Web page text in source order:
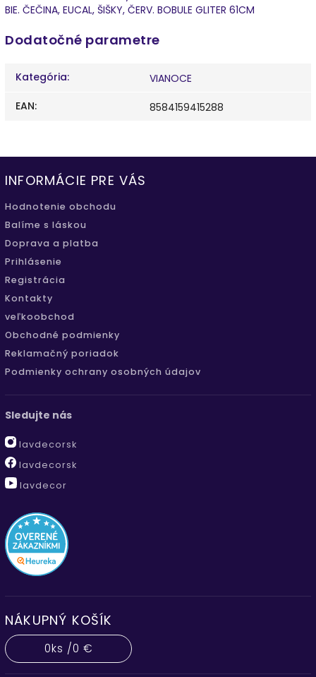
BIE. ČEČINA, EUCAL, ŠIŠKY, ČERV. BOBULE GLITER 61CM
Dodatočné parametre
Kategória:
VIANOCE
EAN: 8584159415288
INFORMÁCIE PRE VÁS
Hodnotenie obchodu
Balíme s láskou
Doprava a platba
Prihlásenie
Registrácia
Kontakty
veľkoobchod
Obchodné podmienky
Reklamačný poriadok
Podmienky ochrany osobných údajov
Sledujte nás
lavdecorsk
lavdecorsk
lavdecor
NÁKUPNÝ KOŠÍK
0ks /0 €